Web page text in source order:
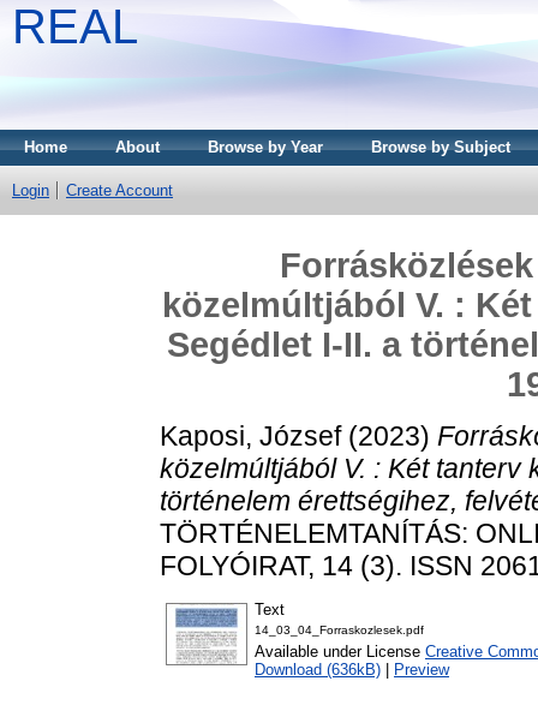
REAL
Home About Browse by Year Browse by Subject
Login Create Account
közelmúltjából V. :
Segédlet I-II. a
Kaposi, József(2023)
közelmúltjából V. : Két tanterv
történelem érettségihez,
TÖRTÉNELEMTANÍTÁS:
FOLYÓIRAT, 14 (3). ISSN
Text
14_03_04_Forraskozlesek.pdf
Available under License Creative
Download (636kB)
Preview